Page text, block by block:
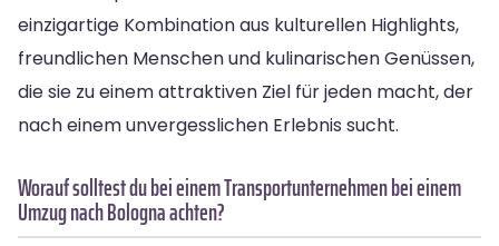
einzigartige Kombination aus kulturellen Highlights,
freundlichen Menschen und kulinarischen Genüssen,
die sie zu einem attraktiven Ziel für jeden macht, der
nach einem unvergesslichen Erlebnis sucht.
Worauf solltest du bei einem Transportunternehmen bei einem
Umzug nach Bologna achten?